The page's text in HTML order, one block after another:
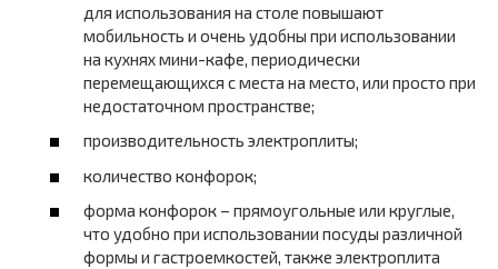
для использования на столе повышают
мобильность и очень удобны при использовании
на кухнях мини-кафе, периодически
перемещающихся с места на место, или просто при
недостаточном пространстве;
производительность электроплиты;
количество конфорок;
форма конфорок – прямоугольные или круглые,
что удобно при использовании посуды различной
формы и гастроемкостей, также электроплита